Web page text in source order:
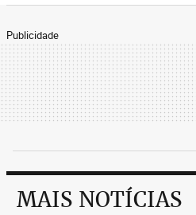
Publicidade
MAIS NOTÍCIAS